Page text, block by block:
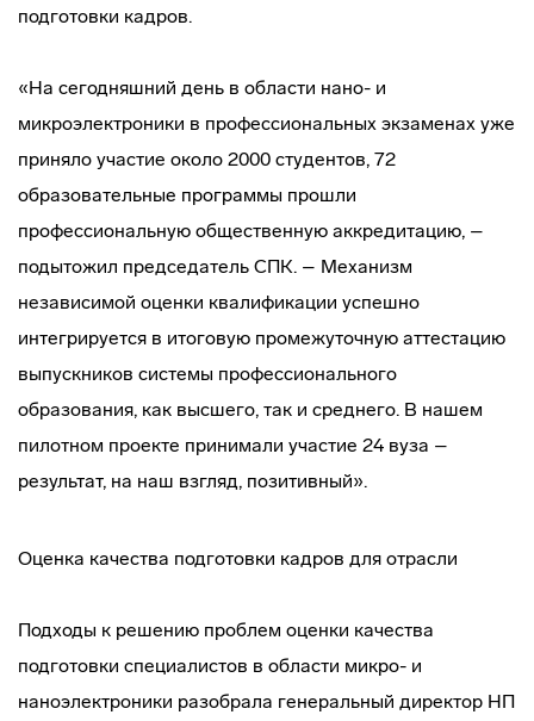
подготовки кадров.
«На сегодняшний день в области нано- и
микроэлектроники в профессиональных экзаменах уже
приняло участие около 2000 студентов, 72
образовательные программы прошли
профессиональную общественную аккредитацию, –
подытожил председатель СПК. – Механизм
независимой оценки квалификации успешно
интегрируется в итоговую промежуточную аттестацию
выпускников системы профессионального
образования, как высшего, так и среднего. В нашем
пилотном проекте принимали участие 24 вуза –
результат, на наш взгляд, позитивный».
Оценка качества подготовки кадров для отрасли
Подходы к решению проблем оценки качества
подготовки специалистов в области микро- и
наноэлектроники разобрала генеральный директор НП